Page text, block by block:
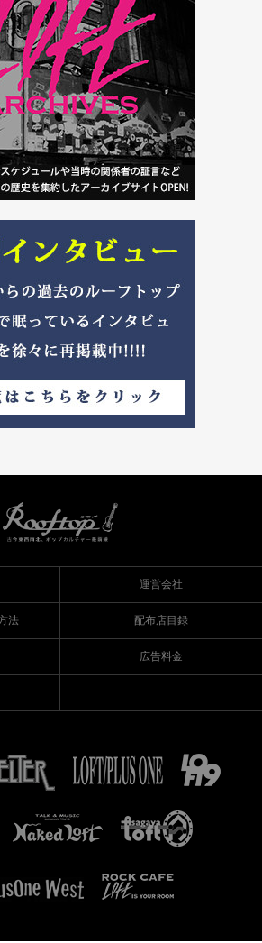
運営会社
法 配布店目録
広告料金